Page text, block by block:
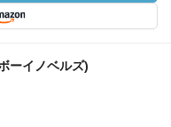
ーイノベルズ)